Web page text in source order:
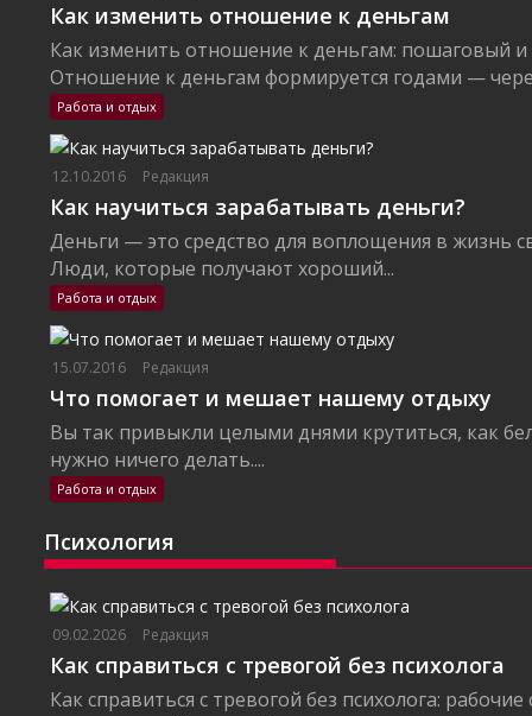
Как изменить отношение к деньгам
Как изменить отношение к деньгам: пошаговый
Отношение к деньгам формируется годами —
Работа и отдых
12.10.2016 Редакция
Как научиться зарабатывать деньги?
Деньги — это средство для воплощения в жизнь
Люди, которые получают хороший...
Работа и отдых
15.07.2016 Редакция
Что помогает и мешает нашему отдыху
Вы так привыкли целыми днями крутиться, как
нужно ничего делать....
Работа и отдых
Психология
09.02.2026 Редакция
Как справиться с тревогой без психолога
Как справиться с тревогой без психолога: